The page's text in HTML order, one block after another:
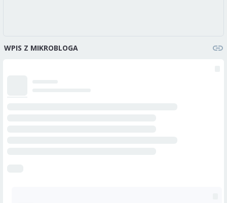
WPIS Z MIKROBLOGA